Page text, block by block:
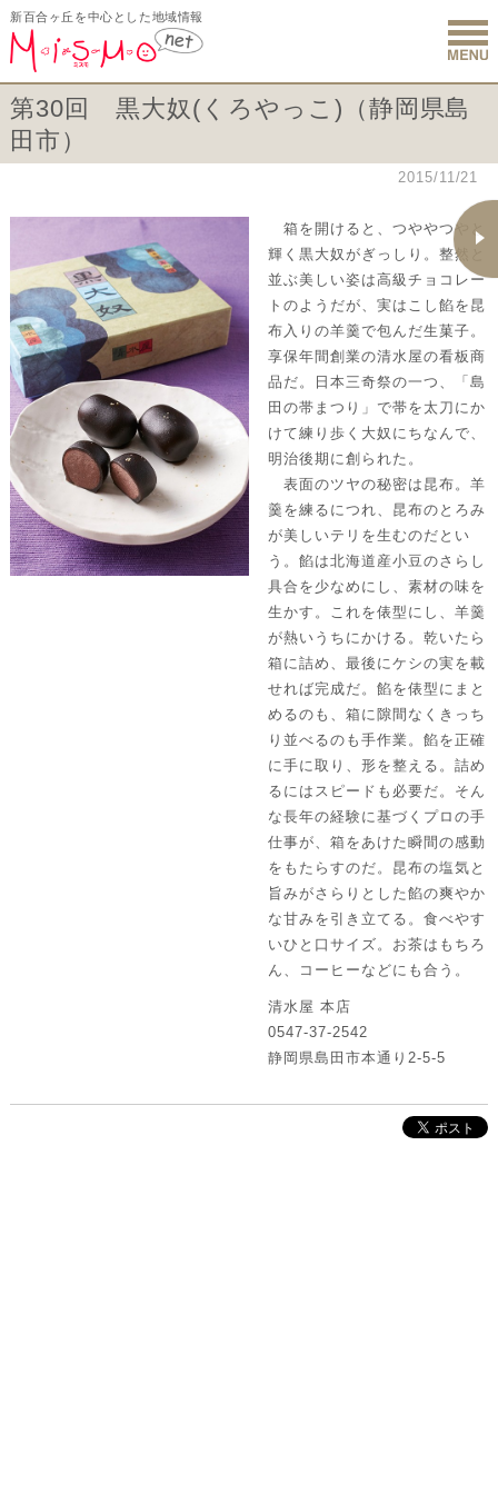
新百合ヶ丘を中心とした地域情報
新百合ヶ
第30回 黒大奴(くろやっこ)（静岡県島
田市）
2015/11/21
箱を開けると、つややつやと
輝く黒大奴がぎっしり。整然と
並ぶ美しい姿は高級チョコレー
トのようだが、実はこし餡を昆
布入りの羊羹で包んだ生菓子。
享保年間創業の清水屋の看板商
品だ。日本三奇祭の一つ、「島
田の帯まつり」で帯を太刀にか
けて練り歩く大奴にちなんで、
明治後期に創られた。
表面のツヤの秘密は昆布。羊
羹を練るにつれ、昆布のとろみ
が美しいテリを生むのだとい
う。餡は北海道産小豆のさらし
具合を少なめにし、素材の味を
生かす。これを俵型にし、羊羹
が熱いうちにかける。乾いたら
箱に詰め、最後にケシの実を載
せれば完成だ。餡を俵型にまと
めるのも、箱に隙間なくきっち
り並べるのも手作業。餡を正確
に手に取り、形を整える。詰め
るにはスピードも必要だ。そん
な長年の経験に基づくプロの手
仕事が、箱をあけた瞬間の感動
をもたらすのだ。昆布の塩気と
旨みがさらりとした餡の爽やか
な甘みを引き立てる。食べやす
いひと口サイズ。お茶はもちろ
ん、コーヒーなどにも合う。
清水屋 本店
0547-37-2542
静岡県島田市本通り2-5-5